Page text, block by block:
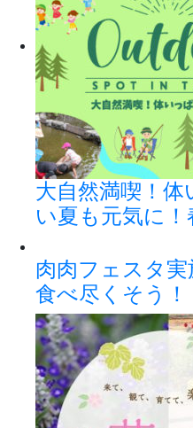
大自然満喫！
い夏も元気に
肉肉フェスタ
食べ尽くそう！